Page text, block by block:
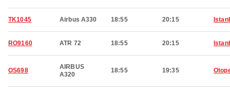
TK1045 Airbus A330 18:55 20:15
RO9160 ATR 72 18:55 20:15
OS698
AIRBUS
A320
18:55 19:35